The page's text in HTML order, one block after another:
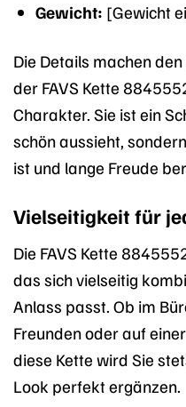
Gewicht: [Gewicht
Die Details machen
der FAVS Kette
Charakter. Sie ist ein
schön aussieht,
ist und lange Freude
Vielseitigkeit für
Die FAVS Kette
das sich vielseitig
Anlass passt. Ob im
Freunden oder auf
diese Kette wird Sie
Look perfekt ergänzen.